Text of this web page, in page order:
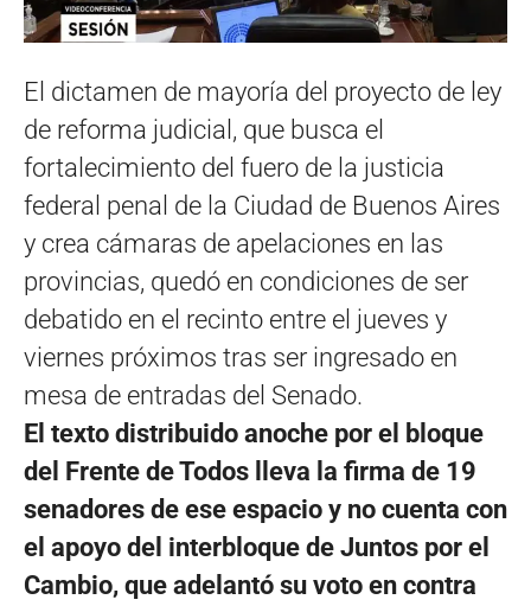
El dictamen de mayoría del proyecto de ley
de reforma judicial, que busca el
fortalecimiento del fuero de la justicia
federal penal de la Ciudad de Buenos Aires
y crea cámaras de apelaciones en las
provincias, quedó en condiciones de ser
debatido en el recinto entre el jueves y
viernes próximos tras ser ingresado en
mesa de entradas del Senado.
El texto distribuido anoche por el bloque
del Frente de Todos lleva la firma de 19
senadores de ese espacio y no cuenta con
el apoyo del interbloque de Juntos por el
Cambio, que adelantó su voto en contra